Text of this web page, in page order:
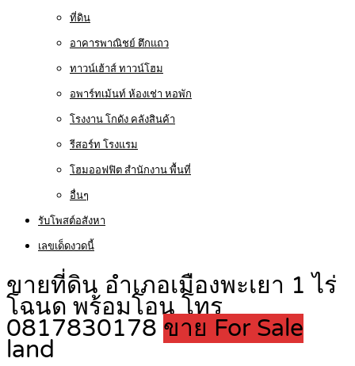
ที่ดิน
อาคารพาณิชย์ ตึกแถว
ทาวน์เฮ้าส์ ทาวน์โฮม
อพาร์ทเม้นท์ ห้องเช่า หอพัก
โรงงาน โกดัง คลังสินค้า
รีสอร์ท โรงแรม
โฮมออฟฟิต สำนักงาน พื้นที่
อื่นๆ
รับโพสต์อสังหา
เลขเด็ดงวดนี้
ขายที่ดิน อำเภอเมืองพะเยา 1 ไร่
โฉนด พร้อมโอน โทร
0817830178 ขาย For Sale
land